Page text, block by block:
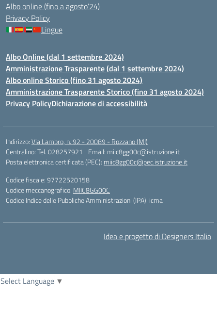
Albo online (fino a agosto’24)
Privacy Policy
Lingue
Albo Online (dal 1 settembre 2024)
Amministrazione Trasparente (dal 1 settembre 2024)
Albo online Storico (fino 31 agosto 2024)
Amministrazione Trasparente Storico (fino 31 agosto 2024)
Privacy PolicyDichiarazione di accessibilità
Indirizzo:Via Lambro, n. 92 - 20089 - Rozzano (MI)
Centralino:Tel. 028257921 Email: miic8gg00c@istruzione.it
Posta elettronica certificata (PEC): miic8gg00c@pec.istruzione.it
Codice fiscale: 97722520158
Codice meccanografico: MIIC8GG00C
Codice Indice delle Pubbliche Amministrazioni (IPA): icma
Idea e progetto di Designers Italia
Select Language ▼